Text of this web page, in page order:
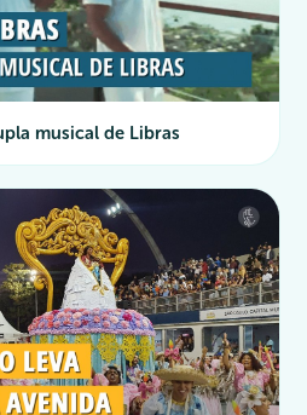
musical de Libras